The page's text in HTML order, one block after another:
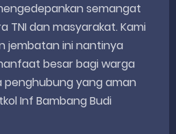
semangat
dan masyarakat. Kami
jembatan ini nantinya
besar bagi warga
penghubung yang aman
Inf Bambang Budi